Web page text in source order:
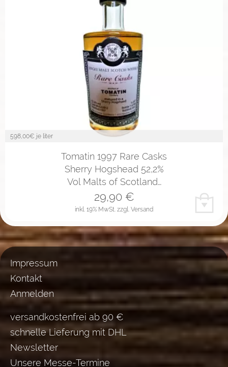
598,00€ je liter
Tomatin 1997 Rare Casks
Sherry Hogshead 52,2%
Vol Malts of Scotland…
inkl. 19% MwSt. zzgl. Versand
29,90€
Impressum
Kontakt
Anmelden
versandkostenfrei ab 90 €
schnelle Lieferung mit DHL
Newsletter
Unsere Messe-Termine